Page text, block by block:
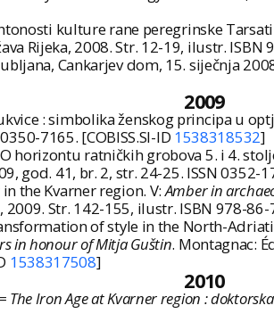
kulture rane peregrinske
Rijeka, 2008. Str. 12-19, ilustr. ISBN
Cankarjev dom, 15. siječnja
2009
: simbolika ženskog principa u
7165. [COBISS.SI-ID 1538318532]
O horizontu ratničkih grobova 5. i 4.
god. 41, br. 2, str. 24-25. ISSN 0352-
the Kvarner region. V:Amber in
Str. 142-155, ilustr. ISBN 978-86-
of style in the North-
in honour of Mitja Guštin. Montagnac:
1538317508]
2010
The Iron Age at Kvarner region :